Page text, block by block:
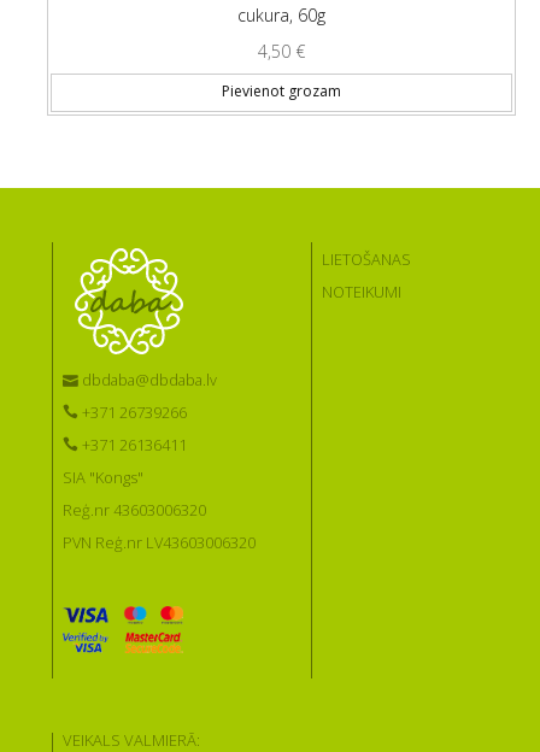
cukura, 60g
4,50 €
Pievienot grozam
dbdaba@dbdaba.lv
+371 26739266
+371 26136411
SIA "Kongs"
Reģ.nr 43603006320
PVN Reģ.nr LV43603006320
LIETOŠANAS
NOTEIKUMI
VEIKALS VALMIERĀ: